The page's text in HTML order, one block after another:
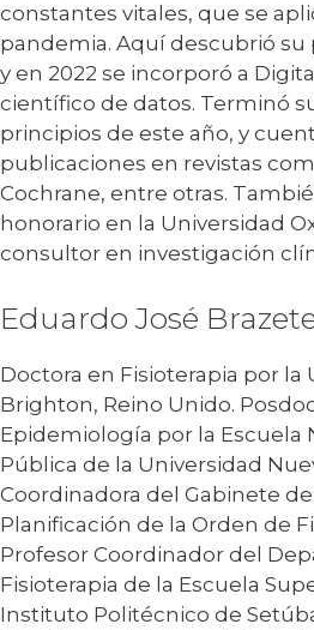
constantes vitales, que se
pandemia. Aquí descubrió su
y en 2022 se incorporó a
científico de datos. Terminó
principios de este año, y
publicaciones en revistas
Cochrane, entre otras.
honorario en la Universidad
consultor en investigación
Eduardo José
Doctora en Fisioterapia por la
Brighton, Reino Unido.
Epidemiología por la Escuela
Pública de la Universidad
Coordinadora del Gabinete
Planificación de la Orden de
Profesor Coordinador del
Fisioterapia de la Escuela
Instituto Politécnico de